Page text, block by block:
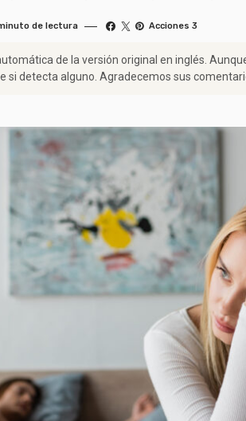
de lectura Acciones 3
de la versión original en inglés.
si detecta alguno. Agradecemos sus